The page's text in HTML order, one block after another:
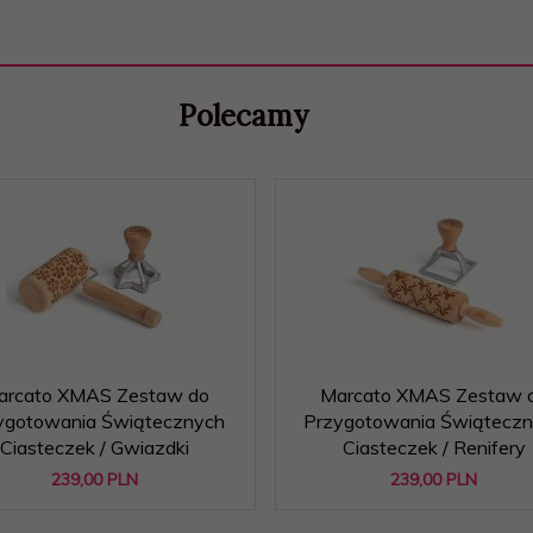
Polecamy
XMAS Zestaw do
Świątecznych
Ciasteczek / Gwiazdki
239,00 PLN
Marcato XMAS Zestaw
Przygotowania
Ciasteczek / Renifery
239,00 PLN